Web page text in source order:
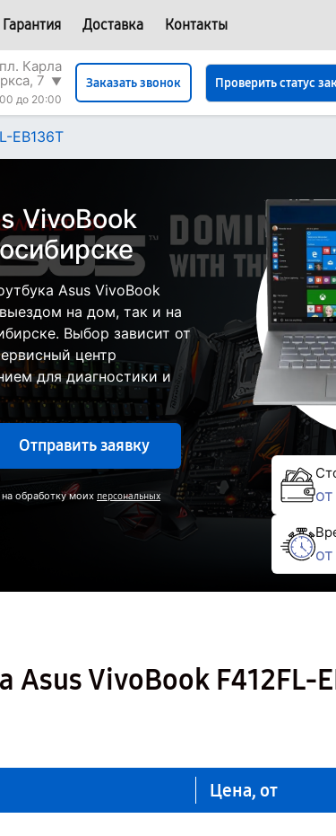
Гарантия Доставка Контакты
Карла
7 ▼
до 20:00
Заказать звонок Проверить статус
EB136T
VivoBook
Asus VivoBook
на дом, так и на
Выбор зависит от
центр
для диагностики и
Отправить заявку
обработку моих персональных
VivoBook F412FL-
Цена, от